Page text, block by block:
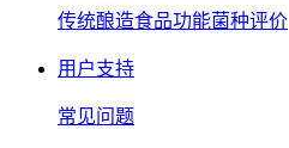
传统酿造食品功能菌种评价
用户支持
常见问题